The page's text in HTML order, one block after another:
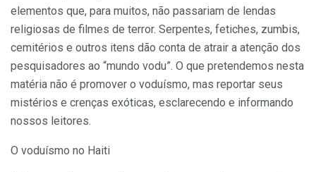
elementos que, para muitos, não passariam de lendas
religiosas de filmes de terror. Serpentes, fetiches, zumbis,
cemitérios e outros itens dão conta de atrair a atenção dos
pesquisadores ao “mundo vodu”. O que pretendemos nesta
matéria não é promover o voduísmo, mas reportar seus
mistérios e crenças exóticas, esclarecendo e informando
nossos leitores.
O voduísmo no Haiti